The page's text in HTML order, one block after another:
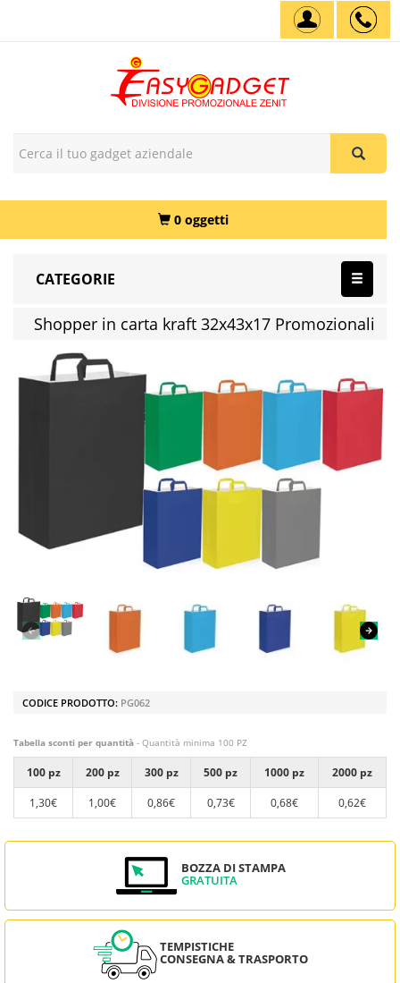
0 oggetti
CATEGORIE
Shopper in carta kraft 32x43x17 Promozionali
CODICE PRODOTTO: PG062
Tabella sconti per quantità - Quantità minima 100 PZ
100 pz 200 pz 300 pz 500 pz 1000 pz
2000 pz
1,30€
1,00€ 0,86€ 0,73€ 0,68€ 0,62€
BOZZA DI STAMPA
GRATUITA
TEMPISTICHE
CONSEGNA & TRASPORTO